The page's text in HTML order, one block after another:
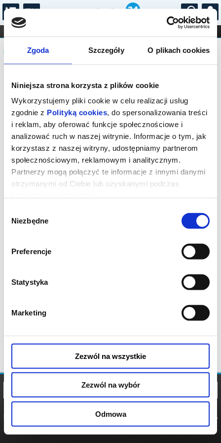
Zgoda Szczegóły O plikach cookies
Niniejsza strona korzysta z plików cookie
Wykorzystujemy pliki cookie w celu realizacji usług
zgodnie z Polityką cookies, do spersonalizowania treści
i reklam, aby oferować funkcje społecznościowe i
analizować ruch w naszej witrynie. Informacje o tym, jak
korzystasz z naszej witryny, udostępniamy partnerom
społecznościowym, reklamowym i analitycznym.
Partnerzy mogą połączyć te informacje z innymi danymi
otrzymanymi od Ciebie lub uzyskanymi podczas
zgody
Niezbędne
Preferencje
Statystyka
Marketing
Zezwól na wszystkie
Zezwól na wybór
Odmowa
...
FILHARMONIA OPERA I BALET
STAND-UP
DLA DZIECI
Komunikat
Sprzedaż biletów na niniejsze
wydarzenie została zakończona. Zapytaj
w Kasie instytucji o dostępność biletów
na wydarzenie.
POLITYKA
POLITYKA